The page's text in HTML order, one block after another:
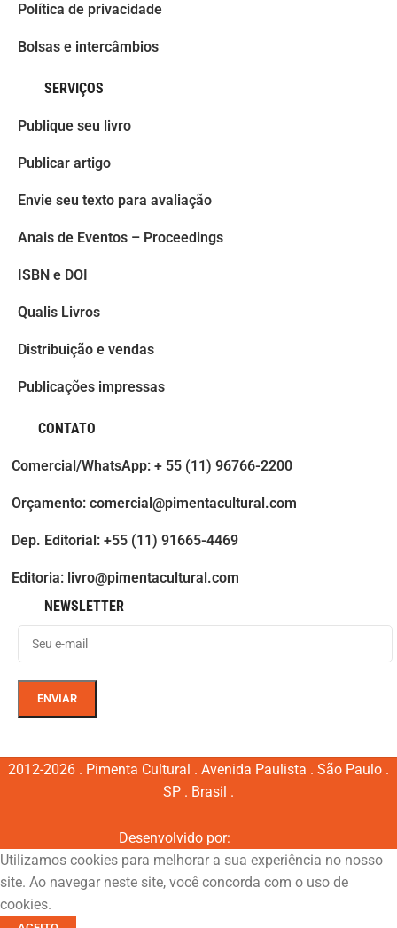
Política de privacidade
Bolsas e intercâmbios
SERVIÇOS
Publique seu livro
Publicar artigo
Envie seu texto para avaliação
Anais de Eventos – Proceedings
ISBN e DOI
Qualis Livros
Distribuição e vendas
Publicações impressas
CONTATO
Comercial/WhatsApp: + 55 (11) 96766-2200
Orçamento: comercial@pimentacultural.com
Dep. Editorial: +55 (11) 91665-4469
Editoria: livro@pimentacultural.com
NEWSLETTER
2012-2026 . Pimenta Cultural . Avenida Paulista . São Paulo .
SP . Brasil .
Desenvolvido por:
Utilizamos cookies para melhorar a sua experiência no nosso
site. Ao navegar neste site, você concorda com o uso de
cookies.